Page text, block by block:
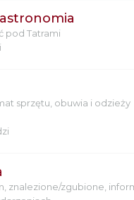
pod Tatrami
sprzętu, obuwia i odzieży
znalezione/zgubione,